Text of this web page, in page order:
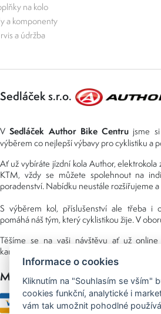
na kolo
a komponenty
a údržba
Sedláček s.r.o.
VSedláček Author Bike Centru jsme
výběrem co nejlepší výbavy pro cyklistiku a
Ať už vybíráte jízdní kola Author,
KTM, vždy se můžete spolehnout na
poradenství. Nabídku neustále rozšiřujeme
S výběrem kol, příslušenství ale třeba i
pomáhá náš tým, který cyklistikou žije. V
Těšíme se na vaši návštěvu ať už
kamenné prodejně, kterou najdete v NS
Možnosti platby
Informace o cookies
Kliknutím na "Souhlasím se vším"
cookies funkční, analytické i
vám tak umožnit pohodlné